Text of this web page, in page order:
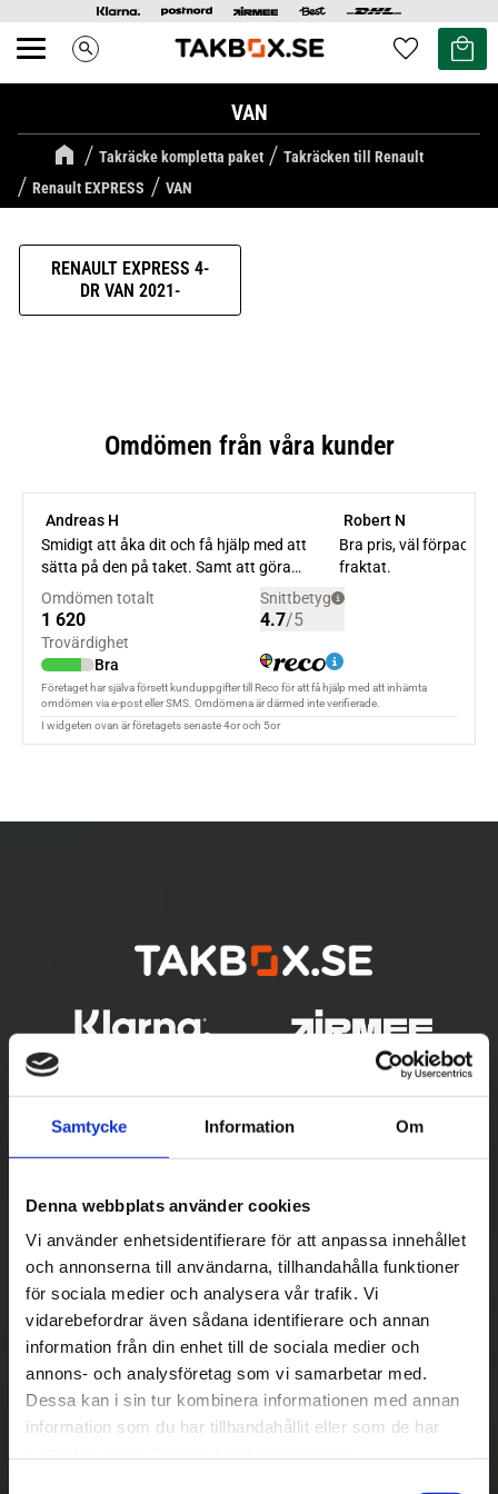
Samtycke Information Om
Denna webbplats använder cookies
Vi använder enhetsidentifierare för att anpassa innehållet
och annonserna till användarna, tillhandahålla funktioner
för sociala medier och analysera vår trafik. Vi
vidarebefordrar även sådana identifierare och annan
information från din enhet till de sociala medier och
annons- och analysföretag som vi samarbetar med.
Dessa kan i sin tur kombinera informationen med annan
information som du har tillhandahållit eller som de har
Meny search Favoriter
Kundvagn
VAN
Takräcke kompletta paket
Takräcken till Renault
Renault EXPRESS
VAN
RENAULT EXPRESS 4-
DR VAN 2021-
Betala säkert
|| Välj ||
Snabba leveranser
||
Eller ||
Hämta på lagret med/utan montering